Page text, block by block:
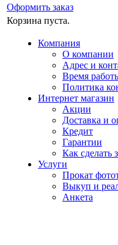
Оформить заказ
Корзина пуста.
Компания
О компании
Адрес и
Время
Политика
Интернет магазин
Акции
Доставка и
Кредит
Гарантии
Как сделать
Услуги
Прокат
Выкуп и
Анкета